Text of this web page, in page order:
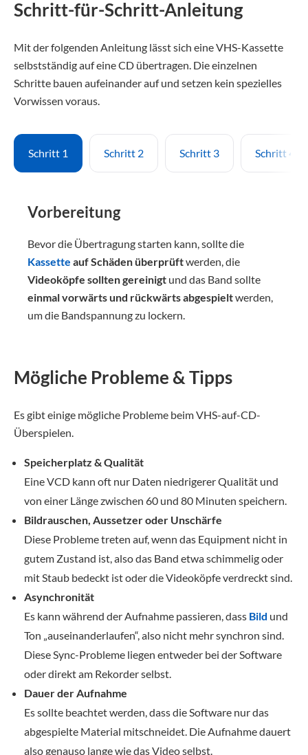
Schritt-für-Schritt-Anleitung
Mit der folgenden Anleitung lässt sich eine VHS-Kassette
selbstständig auf eine CD übertragen. Die einzelnen
Schritte bauen aufeinander auf und setzen kein spezielles
Vorwissen voraus.
Schritt 1 Schritt 2 Schritt 3 Schritt 4
Vorbereitung
Bevor die Übertragung starten kann, sollte die
Kassette auf Schäden überprüftwerden, die
Videoköpfe sollten gereinigt und das Band sollte
einmal vorwärts und rückwärts abgespieltwerden,
um die Bandspannung zu lockern.
Mögliche Probleme & Tipps
Es gibt einige mögliche Probleme beim VHS-auf-CD-
Überspielen.
Speicherplatz & Qualität
Eine VCD kann oft nur Daten niedrigerer Qualität und
von einer Länge zwischen 60 und 80 Minuten speichern.
Bildrauschen, Aussetzer oder Unschärfe
Diese Probleme treten auf, wenn das Equipment nicht in
gutem Zustand ist, also das Band etwa schimmelig oder
mit Staub bedeckt ist oder die Videoköpfe verdreckt sind.
Asynchronität
Es kann während der Aufnahme passieren, dass Bild und
Ton „auseinanderlaufen“, also nicht mehr synchron sind.
Diese Sync-Probleme liegen entweder bei der Software
oder direkt am Rekorder selbst.
Dauer der Aufnahme
Es sollte beachtet werden, dass die Software nur das
abgespielte Material mitschneidet. Die Aufnahme dauert
also genauso lange wie das Video selbst.